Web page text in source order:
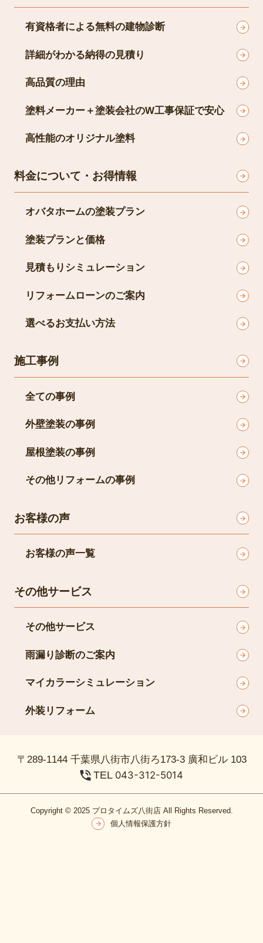
有資格者による無料の建物診断
詳細がわかる納得の見積り
高品質の理由
塗料メーカー＋塗装会社のW工事保証で安心
高性能のオリジナル塗料
料金について・お得情報
オバタホームの塗装プラン
塗装プランと価格
見積もりシミュレーション
リフォームローンのご案内
選べるお支払い方法
施工事例
全ての事例
外壁塗装の事例
屋根塗装の事例
その他リフォームの事例
お客様の声
お客様の声一覧
その他サービス
その他サービス
雨漏り診断のご案内
マイカラーシミュレーション
外装リフォーム
〒289-1144 千葉県八街市八街ろ173-3 廣和ビル 103
TEL 043-312-5014
Copyright © 2025 プロタイムズ八街店 All Rights Reserved.
個人情報保護方針